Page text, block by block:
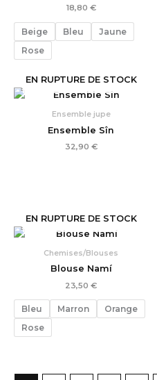
18,80 €
Beige Bleu
Jaune
Rose
EN RUPTURE DE STOCK
Ensemble jupe
Ensemble Sîn
32,90 €
EN RUPTURE DE STOCK
Chemises/Blouses
Blouse Namí
23,50 €
Bleu Marron
Orange
Rose